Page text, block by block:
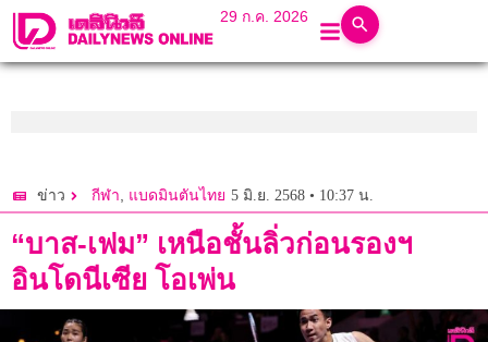
29 ก.ค. 2026
ข่าว กีฬา, แบดมินตันไทย 5 มิ.ย. 2568 • 10:37 น.
“บาส-เฟม” เหนือชั้นลิ่วก่อนรองฯ
อินโดนีเซีย โอเพ่น